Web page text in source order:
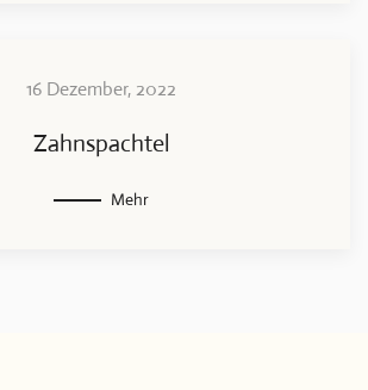
16 Dezember, 2022
Zahnspachtel
Mehr